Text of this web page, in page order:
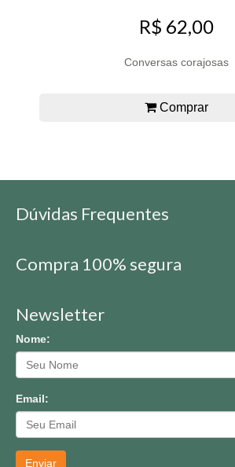
R$ 62,00
Conversas corajosas
Comprar
Dúvidas Frequentes
Compra 100% segura
Newsletter
Nome:
Email:
Enviar